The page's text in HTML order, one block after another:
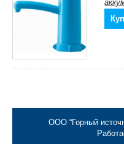
ООО “Горный